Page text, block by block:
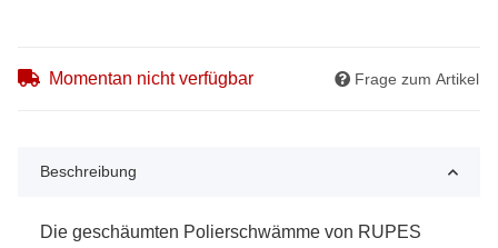
Momentan nicht verfügbar Frage zum Artikel
Beschreibung
Die geschäumten Polierschwämme von RUPES